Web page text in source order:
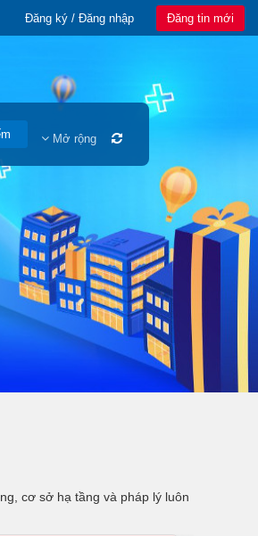
Đăng ký / Đăng nhập Đăng tin mới
Mở rộng
cơ sở hạ tầng và pháp lý luôn